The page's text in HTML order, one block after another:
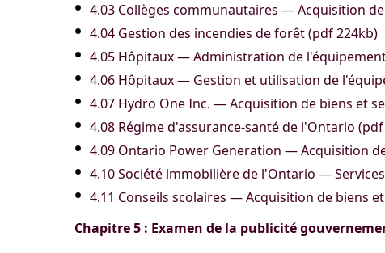
4.03 Collèges communautaires — Acquisition
4.04 Gestion des incendies de forêt (pdf 224kb)
4.05 Hôpitaux — Administration de
4.06 Hôpitaux — Gestion et utilisation de
4.07 Hydro One Inc. — Acquisition de biens et
4.08 Régime d'assurance-santé de l'Ontario
4.09 Ontario Power Generation — Acquisition
4.10 Société immobilière de l'Ontario —
4.11 Conseils scolaires — Acquisition de biens
Chapitre 5 : Examen de la publicité